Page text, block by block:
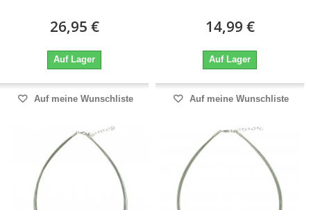
26,95 €
Auf Lager
Auf meine Wunschliste
14,99 €
Auf Lager
Auf meine Wunschliste